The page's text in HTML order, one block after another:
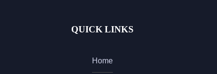
QUICK LINKS
Home